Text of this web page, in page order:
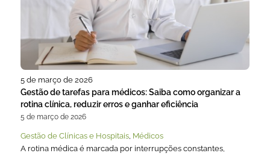
5 de março de 2026
Gestão de tarefas para médicos: Saiba como organizar a
rotina clínica, reduzir erros e ganhar eficiência
5 de março de 2026
Gestão de Clínicas e Hospitais, Médicos
A rotina médica é marcada por interrupções constantes,